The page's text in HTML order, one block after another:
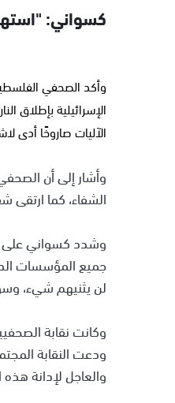
كسواني:
وأكد الصحفي
الإسرائيلية بإطلاق
الآليات صاروخًا أدى
الشفاء، كما
وشدد كسواني على
جميع المؤسسات
لن يثنيهم شيء،
ودعت النقابة
والعاجل لإدانة